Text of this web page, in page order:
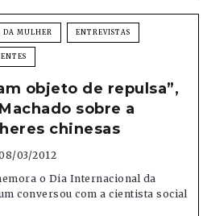
DA MULHER ENTREVISTAS
objeto de repulsa”,
sobre a
chinesas
03/2012
o Dia Internacional da
conversou com a cientista social